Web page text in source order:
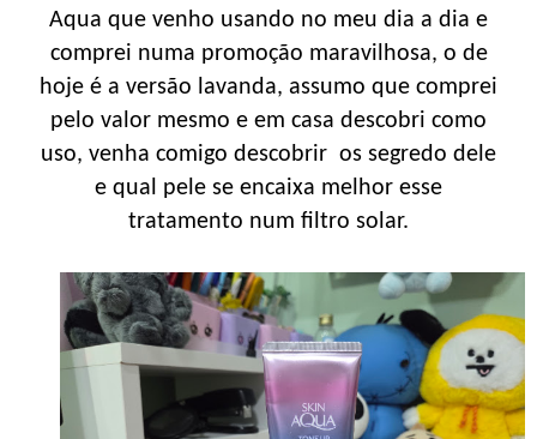
Aqua que venho usando no meu dia a dia e
comprei numa promoção maravilhosa, o de
hoje é a versão lavanda, assumo que comprei
pelo valor mesmo e em casa descobri como
uso, venha comigo descobrir os segredo dele
e qual pele se encaixa melhor esse
tratamento num filtro solar.